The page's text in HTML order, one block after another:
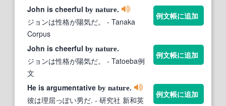
John is cheerful by nature.
ジョンは性格が陽気だ。
- Tanaka
Corpus
例文帳に追加
John is cheerful by nature.
ジョンは性格が陽気だ。
- Tatoeba例
文
例文帳に追加
He is argumentative by nature.
彼は理屈っぽい男だ. - 研究社 新和英
例文帳に追加